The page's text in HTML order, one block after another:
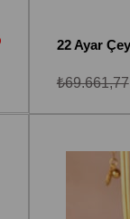
₺69.661,77